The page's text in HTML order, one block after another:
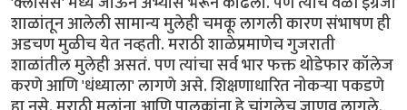
शाळांतून आलेली सामान्य मुलेही चमकू लागली कारण संभाषण ही
अडचण मुळीच येत नव्हती. मराठी शाळेप्रमाणेच गुजराती
शाळांतील मुलेही असतं. पण त्यांचा सर्व भार फक्त थोडेफार कॉलेज
करणे आणि 'धंध्याला' लागणे असे. शिक्षणाधारित ‌नोकऱ्या पकडणे